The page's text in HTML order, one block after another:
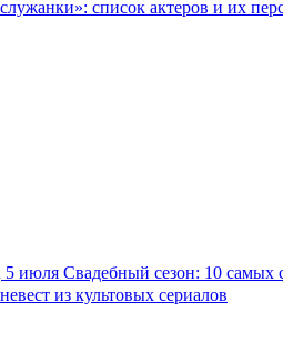
служанки»: список актеров и их
5 июля Свадебный сезон: 10 самых
невест из культовых сериалов